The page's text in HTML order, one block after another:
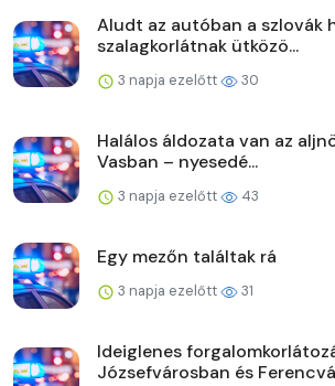
Aludt az autóban a szlovák
szalagkorlátnak ütközö...
3 napja ezelőtt 30
Halálos áldozata van az
Vasban – nyesedé...
3 napja ezelőtt 43
Egy mezőn találtak rá
3 napja ezelőtt 31
Ideiglenes
Józsefvárosban és